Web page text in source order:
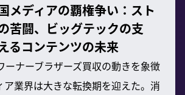
メディアの覇権争い：スト
苦闘、ビッグテックの支
るコンテンツの未来
ナーブラザーズ買収の動きを象徴
ア業界は大きな転換期を迎えた。消